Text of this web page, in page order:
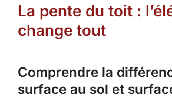
La pente du toit :
change tout
Comprendre la
surface au sol et